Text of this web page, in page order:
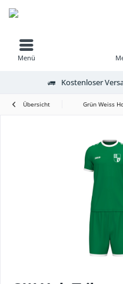
Menü
Kostenloser
Übersicht Grün Weiss